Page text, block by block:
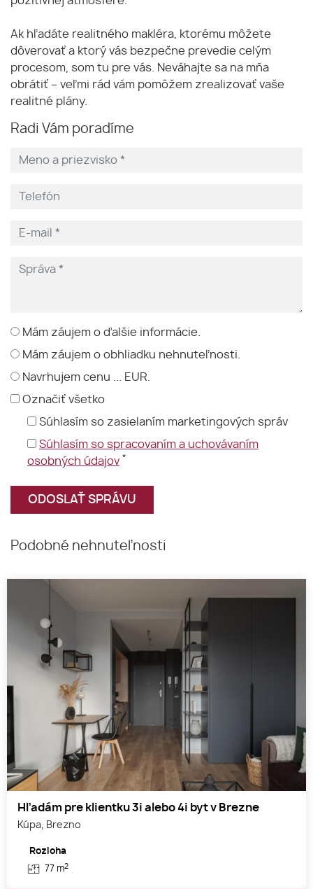
Ak hľadáte realitného makléra, ktorému môžete
dôverovať a ktorý vás bezpečne prevedie celým
procesom, som tu pre vás. Neváhajte sa na mňa
obrátiť – veľmi rád vám pomôžem zrealizovať vaše
realitné plány.
Radi Vám poradíme
Mám záujem o ďalšie informácie.
Mám záujem o obhliadku nehnuteľnosti.
Navrhujem cenu ... EUR.
Označiť všetko
Súhlasím so zasielaním marketingových správ
Súhlasím so spracovaním a uchovávaním
osobných údajov *
Podobné nehnuteľnosti
Hľadám pre klientku 3i alebo 4i byt v Brezne
Kúpa, Brezno
Rozloha
77 m2